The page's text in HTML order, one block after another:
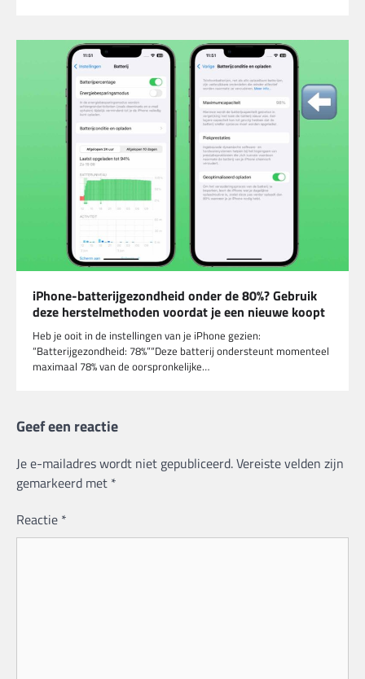
iPhone-batterijgezondheid onder de 80%? Gebruik
deze herstelmethoden voordat je een nieuwe koopt
Heb je ooit in de instellingen van je iPhone gezien:
“Batterijgezondheid: 78%”“Deze batterij ondersteunt momenteel
maximaal 78% van de oorspronkelijke…
Geef een reactie
Je e-mailadres wordt niet gepubliceerd.Vereiste velden zijn
gemarkeerd met *
Reactie *